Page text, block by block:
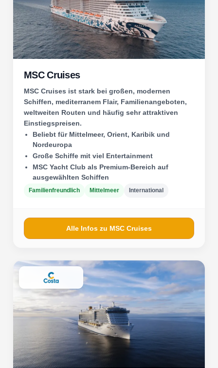
MSC Cruises
MSC Cruises ist stark bei großen, modernen
Schiffen, mediterranem Flair, Familienangeboten,
weltweiten Routen und häufig sehr attraktiven
Einstiegspreisen.
Beliebt für Mittelmeer, Orient, Karibik und
Nordeuropa
Große Schiffe mit viel Entertainment
MSC Yacht Club als Premium-Bereich auf
ausgewählten Schiffen
Familienfreundlich Mittelmeer International
Alle Infos zu MSC Cruises